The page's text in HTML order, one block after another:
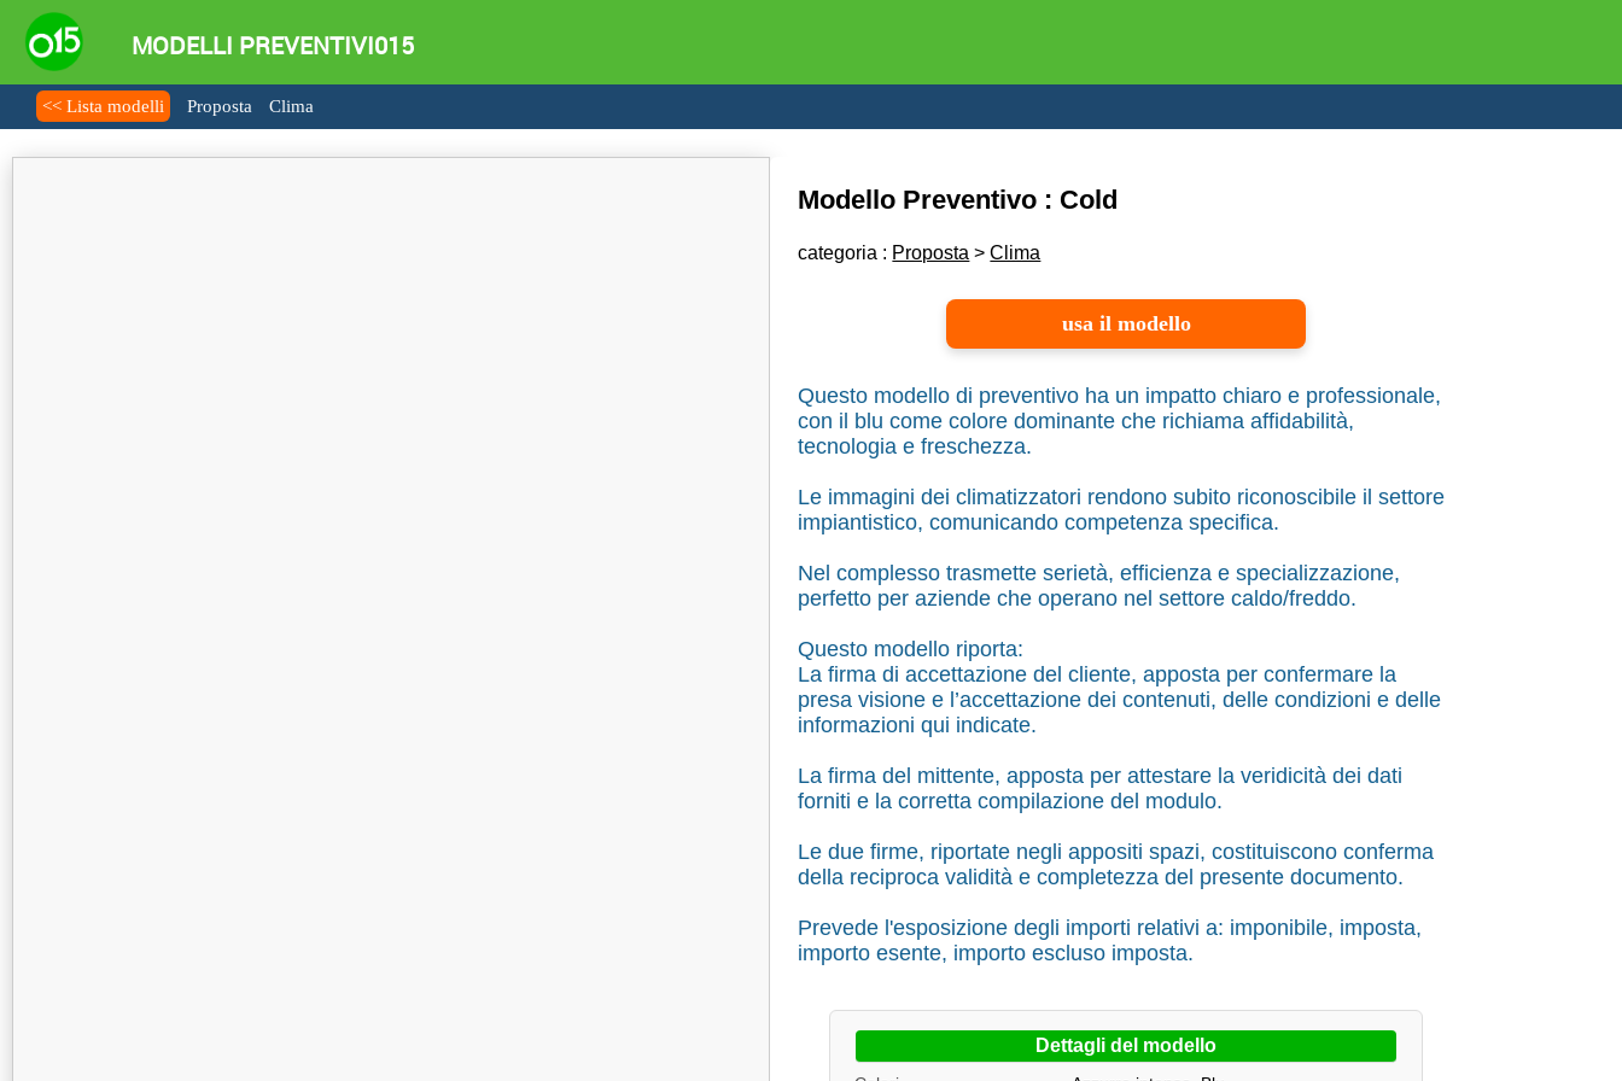
MODELLI PREVENTIVI015
<< Lista modelli Proposta Clima
Modello Preventivo : Cold
categoria : Proposta >Clima
usa il modello
Questo modello di preventivo ha un impatto chiaro e professionale,
con il blu come colore dominante che richiama affidabilità,
tecnologia e freschezza.
Le immagini dei climatizzatori rendono subito riconoscibile il settore
impiantistico, comunicando competenza specifica.
Nel complesso trasmette serietà, efficienza e specializzazione,
perfetto per aziende che operano nel settore caldo/freddo.
Questo modello riporta:
La firma di accettazione del cliente, apposta per confermare la
presa visione e l’accettazione dei contenuti, delle condizioni e delle
informazioni qui indicate.
La firma del mittente, apposta per attestare la veridicità dei dati
forniti e la corretta compilazione del modulo.
Le due firme, riportate negli appositi spazi, costituiscono conferma
della reciproca validità e completezza del presente documento.
Prevede l'esposizione degli importi relativi a: imponibile, imposta,
importo esente, importo escluso imposta.
Dettagli del modello